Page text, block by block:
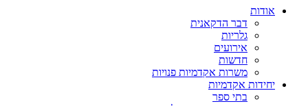
אודות
דבר הדקאנית
גלריות
אירועים
חדשות
משרות אקדמיות פנויות
יחידות אקדמיות
בתי ספר